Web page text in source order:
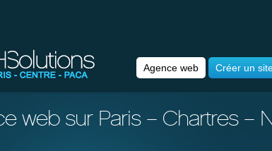
Agence web Créer un
web sur Paris – Chartres –